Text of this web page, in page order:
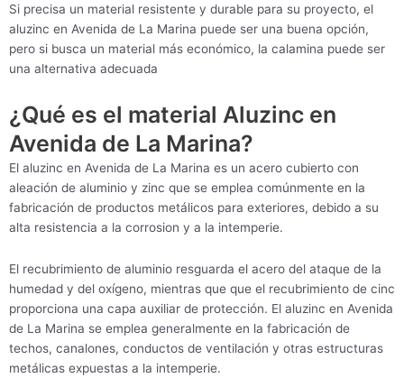
Si precisa un material resistente y durable para su proyecto, el
aluzinc en Avenida de La Marina puede ser una buena opción,
pero si busca un material más económico, la calamina puede ser
una alternativa adecuada
¿Qué es el material Aluzinc en
Avenida de La Marina?
El aluzinc en Avenida de La Marina es un acero cubierto con
aleación de aluminio y zinc que se emplea comúnmente en la
fabricación de productos metálicos para exteriores, debido a su
alta resistencia a la corrosion y a la intemperie.
El recubrimiento de aluminio resguarda el acero del ataque de la
humedad y del oxígeno, mientras que que el recubrimiento de cinc
proporciona una capa auxiliar de protección. El aluzinc en Avenida
de La Marina se emplea generalmente en la fabricación de
techos, canalones, conductos de ventilación y otras estructuras
metálicas expuestas a la intemperie.